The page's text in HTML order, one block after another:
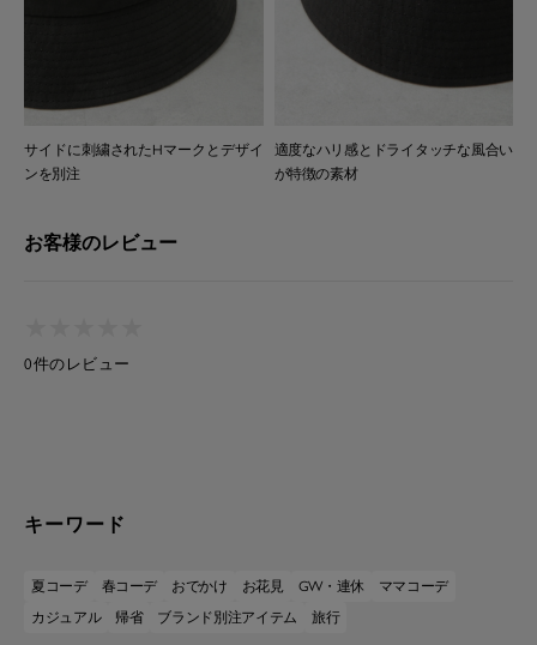
サイドに刺繍されたHマークとデザイ
ンを別注
適度なハリ感とドライタッチな風合い
が特徴の素材
お客様のレビュー
0件のレビュー
キーワード
夏コーデ 春コーデ おでかけ お花見 GW・連休
ママコーデ
カジュアル
帰省 ブランド別注アイテム 旅行